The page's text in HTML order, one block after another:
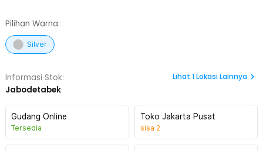
Pilihan Warna:
Silver
Informasi Stok:
Jabodetabek
Lihat 1Lokasi Lainnya
Gudang Online
Tersedia
Toko Jakarta Pusat
sisa 2